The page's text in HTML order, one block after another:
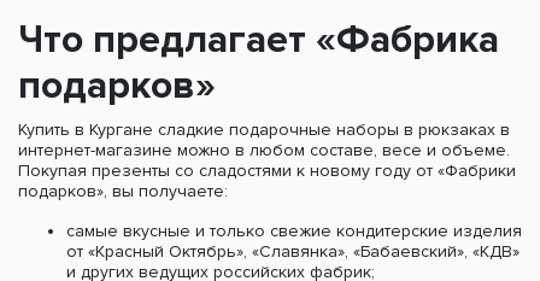
Что предлагает «Фабрика
подарков»
Купить в Кургане сладкие подарочные наборы в рюкзаках в
интернет-магазине можно в любом составе, весе и объеме.
Покупая презенты со сладостями к новому году от «Фабрики
подарков», вы получаете:
самые вкусные и только свежие кондитерские изделия
от «Красный Октябрь», «Славянка», «Бабаевский», «КДВ»
и других ведущих российских фабрик;